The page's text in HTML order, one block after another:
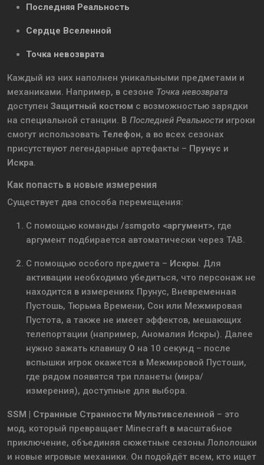
Последняя Реальность
Сердце Вселенной
Точка невозврата
Каждый из них наполнен уникальными предметами и
механиками. Например, в сезоне Точка невозврата
доступен Защитный костюм с возможностью зарядки
на специальной станции. В Последней Реальности игроки
смогут использовать Телефон, а во всех сезонах
присутствуют легендарные артефакты – Прунус и
Искра.
Как попасть в новые измерения
Существует два способа перемещения:
С помощью команды /ssmgoto <аргумент>, где
аргумент подбирается автоматически через TAB.
С помощью особого предмета – Искры. Для
активации необходимо убедиться, что персонаж не
находится в измерениях Прунус, Вневременная
Пустошь, Тюрьма Времени, Сон или Межмировая
Пустота, а также не имеет эффектов, мешающих
телепортации (например, Аномалия Искры). Далее
нужно зажать клавишу O на 10 секунд – после
вспышки игрок окажется в Межмировой Пустоши,
где рядом появятся три планеты (мира/
измерения), доступные для выбора.
SSM | Странные Странности Мультивселенной – это
мод, который превращает Minecraft в масштабное
приключение, объединяя сюжетные сезоны Лололошки
и новые игровые механики. Он подойдёт всем, кто ищет